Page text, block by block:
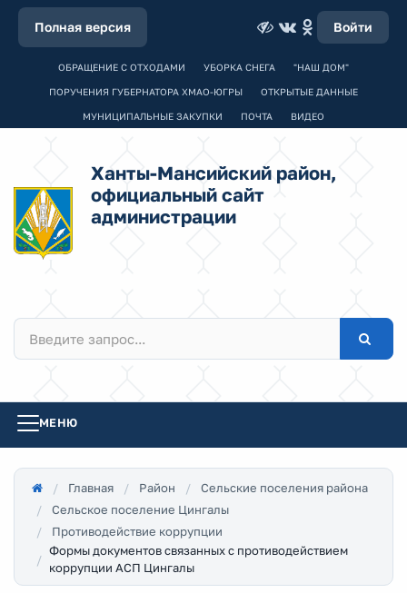
Полная версия Войти
ОБРАЩЕНИЕ С ОТХОДАМИ УБОРКА СНЕГА "НАШ ДОМ"
ПОРУЧЕНИЯ ГУБЕРНАТОРА ХМАО-ЮГРЫ ОТКРЫТЫЕ ДАННЫЕ
МУНИЦИПАЛЬНЫЕ ЗАКУПКИ ПОЧТА ВИДЕО
Ханты-Мансийский район,
официальный сайт
администрации
МЕНЮ
Главная Район
Сельские поселения района
Сельское поселение Цингалы
Противодействие коррупции
Формы документов связанных с противодействием
коррупции АСП Цингалы